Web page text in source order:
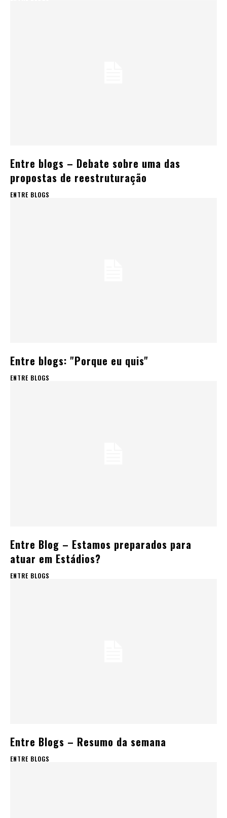
Entre blogs – Debate sobre uma das
propostas de reestruturação
ENTRE BLOGS
Entre blogs: "Porque eu quis"
ENTRE BLOGS
Entre Blog – Estamos preparados para
atuar em Estádios?
ENTRE BLOGS
Entre Blogs – Resumo da semana
ENTRE BLOGS